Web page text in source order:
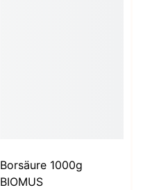
Borsäure 1000g
BIOMUS